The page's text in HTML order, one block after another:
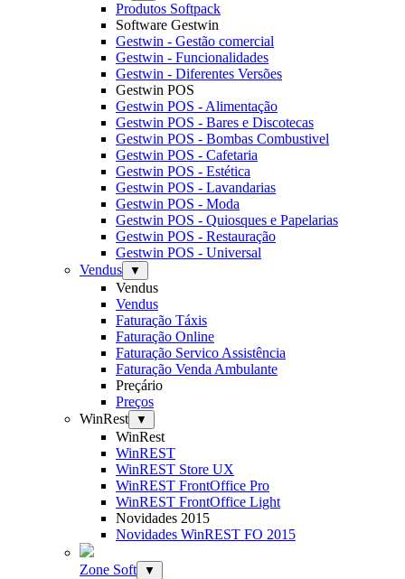
Produtos Softpack
Software Gestwin
Gestwin - Gestão comercial
Gestwin - Funcionalidades
Gestwin - Diferentes Versões
Gestwin POS
Gestwin POS - Alimentação
Gestwin POS - Bares e Discotecas
Gestwin POS - Bombas Combustivel
Gestwin POS - Cafetaria
Gestwin POS - Estética
Gestwin POS - Lavandarias
Gestwin POS - Moda
Gestwin POS - Quiosques e Papelarias
Gestwin POS - Restauração
Gestwin POS - Universal
Vendus
▼
Vendus
Vendus
Faturação Táxis
Faturação Online
Faturação Servico Assistência
Faturação Venda Ambulante
Preçário
Preços
WinRest
▼
WinRest
WinREST
WinREST Store UX
WinREST FrontOffice Pro
WinREST FrontOffice Light
Novidades 2015
Novidades WinREST FO 2015
Zone Soft ▼